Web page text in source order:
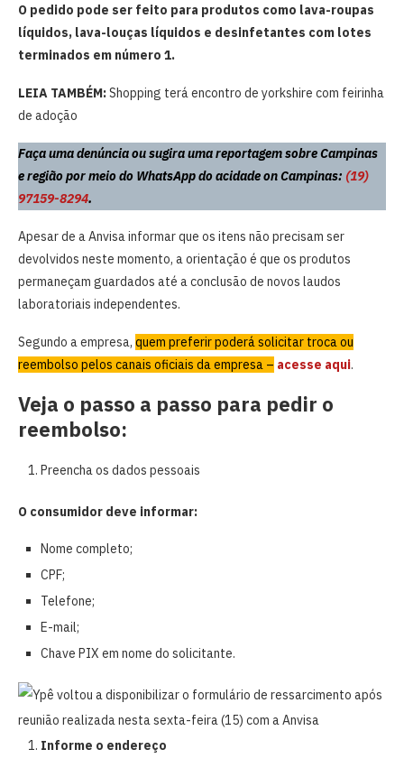
O pedido pode ser feito para produtos como lava-roupas
líquidos, lava-louças líquidos e desinfetantes com lotes
terminados em número 1.
LEIA TAMBÉM:Shopping terá encontro de yorkshire com feirinha
de adoção
Faça uma denúncia ou sugira uma reportagem sobre Campinas
e região por meio do WhatsApp do acidade on Campinas: (19)
97159-8294.
Apesar de a Anvisa informar que os itens não precisam ser
devolvidos neste momento, a orientação é que os produtos
permaneçam guardados até a conclusão de novos laudos
laboratoriais independentes.
Segundo a empresa, quem preferir poderá solicitar troca ou
reembolso pelos canais oficiais da empresa – acesse aqui.
Veja o passo a passo para pedir o
reembolso:
Preencha os dados pessoais
O consumidor deve informar:
Nome completo;
CPF;
Telefone;
E-mail;
Chave PIX em nome do solicitante.
Informe o endereço